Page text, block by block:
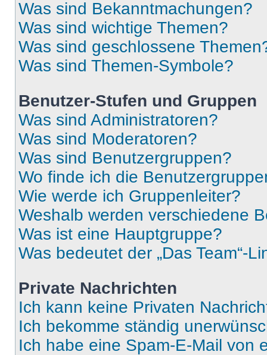
Was sind Bekanntmachungen?
Was sind wichtige Themen?
Was sind geschlossene
Was sind Themen-Symbole?
Benutzer-Stufen und Gruppen
Was sind Administratoren?
Was sind Moderatoren?
Was sind Benutzergruppen?
Wo finde ich die
Wie werde ich Gruppenleiter?
Weshalb werden verschiedene
Was ist eine Hauptgruppe?
Was bedeutet der „Das Team“-
Private Nachrichten
Ich kann keine Privaten
Ich bekomme ständig
Ich habe eine Spam-E-Mail von